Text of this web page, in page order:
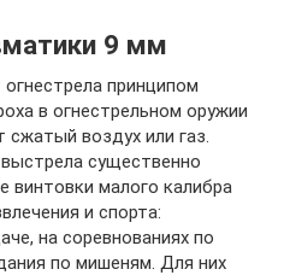
9 мм
принципом
в огнестрельном оружии
воздух или газ.
существенно
винтовки малого калибра
и спорта:
на соревнованиях по
по мишеням. Для них